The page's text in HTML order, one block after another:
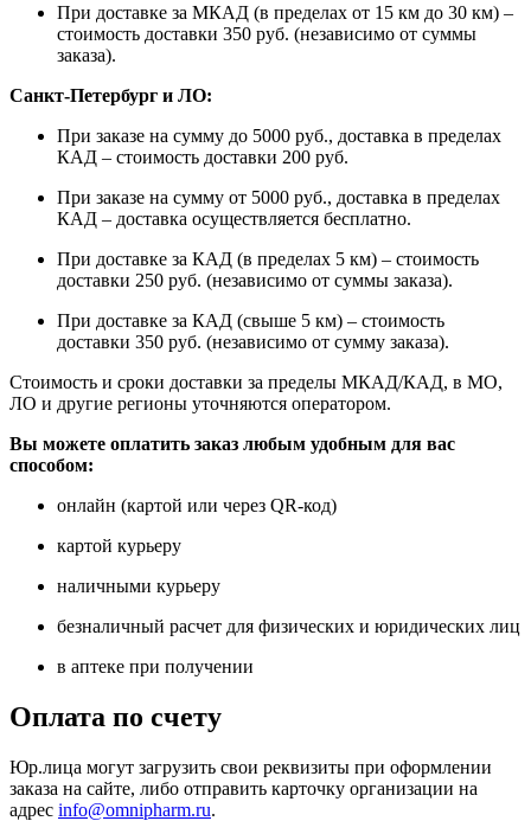
При доставке за МКАД (в пределах от 15 км до 30 км) –
стоимость доставки 350 руб. (независимо от суммы
заказа).
Санкт-Петербург и ЛО:
При заказе на сумму до 5000 руб., доставка в пределах
КАД – стоимость доставки 200 руб.
При заказе на сумму от 5000 руб., доставка в пределах
КАД – доставка осуществляется бесплатно.
При доставке за КАД (в пределах 5 км) – стоимость
доставки 250 руб. (независимо от суммы заказа).
При доставке за КАД (свыше 5 км) – стоимость
доставки 350 руб. (независимо от сумму заказа).
Стоимость и сроки доставки за пределы МКАД/КАД, в МО,
ЛО и другие регионы уточняются оператором.
Вы можете оплатить заказ любым удобным для вас
способом:
онлайн (картой или через QR-код)
картой курьеру
наличными курьеру
безналичный расчет для физических и юридических лиц
в аптеке при получении
Оплата по счету
Юр.лица могут загрузить свои реквизиты при оформлении
заказа на сайте, либо отправить карточку организации на
адрес info@omnipharm.ru.